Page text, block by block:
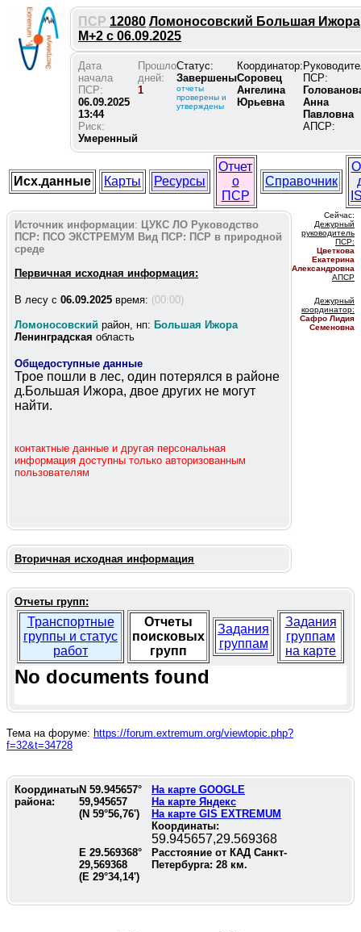
ПСР 12080 Ломоносовский Большая Ижора
М+2 с 06.09.2025
Дата
начала
ПСР:
06.09.2025
13:44
Риск:
Умеренный
Прошло
дней:
1
Статус:
Завершены
отчеты
проверены и
утверждены
Координатор:
Соровец
Ангелина
Юрьевна
ПСР:
Анна
Павловна
АПСР:
Исх.данные Карты Ресурсы
Отчет
о
ПСР
Справочник
Источник информации: ЦУКС ЛО Руководство
ПСР: ПСО ЭКСТРЕМУМ Вид ПСР: ПСР в природной
среде
Первичная исходная информация:
В лесу c 06.09.2025 время: (00:00)
Ломоносовский район, нп: Большая Ижора
Ленинградская область
Общедоступные данные
Трое пошли в лес, один потерялся в районе
д.Большая Ижора, двое других не могут
найти.
контактные данные и другая персональная
информация доступны только авторизованным
пользователям
Сейчас:
Дежурный
руководитель
ПСР:
Цветкова
Екатерина
Александровна
АПСР
Дежурный
координатор:
Сафро Лидия
Семеновна
Вторичная исходная информация
Отчеты групп:
Транспортные
группы и статус
работ
Отчеты
поисковых
групп
Задания
группам
Задания
группам
на карте
No documents found
Тема на форуме: https://forum.extremum.org/viewtopic.php?
f=32&t=34728
Координаты
района:
N 59.945657°
59,945657
(N 59°56,76')
На карте GOOGLE
На карте Яндекс
На карте GIS EXTREMUM
Координаты:
59.945657,29.569368
E 29.569368°
29,569368
(E 29°34,14')
Расстояние от КАД Санкт-
Петербурга: 28 км.